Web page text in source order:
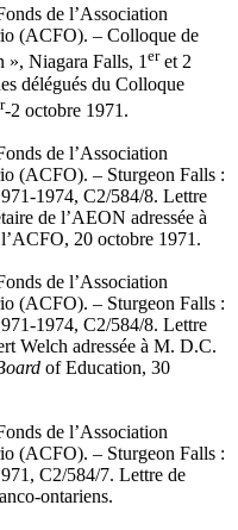
de l’Association
(ACFO). – Colloque de
», Niagara Falls, 1eret 2
délégués du Colloque
-2 octobre 1971.
de l’Association
(ACFO). – Sturgeon Falls :
1974, C2/584/8. Lettre
de l’AEON adressée à
20 octobre 1971.
de l’Association
(ACFO). – Sturgeon Falls :
1974, C2/584/8. Lettre
Welch adressée à M. D.C.
of Education, 30
de l’Association
(ACFO). – Sturgeon Falls :
C2/584/7. Lettre de
ontariens.